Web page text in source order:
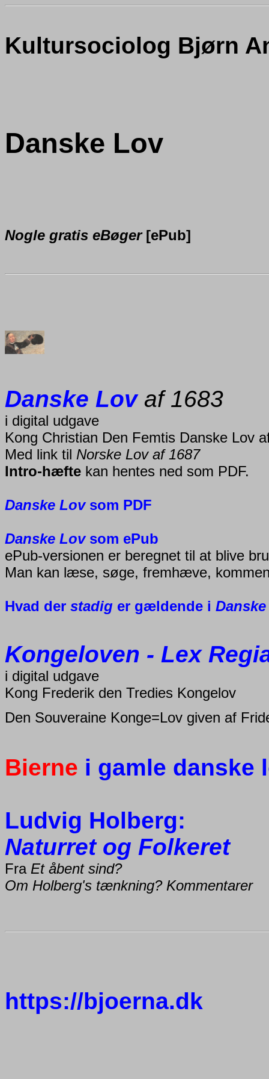
Kultursociolog Bjørn
Danske Lov
Nogle gratis eBøger[ePub]
Danske Lov af 1683
i digital udgave
Kong Christian Den Femtis Danske Lov
Med link til Norske Lov af 1687
Intro-hæfte kan hentes ned som PDF.
Danske Lovsom PDF
Danske Lovsom ePub
ePub-versionen er beregnet til at blive
Man kan læse, søge, fremhæve,
Hvad der stadig er gældende i
Kongeloven - Lex
i digital udgave
Kong Frederik den Tredies Kongelov
Den Souveraine Konge=Lov given af
Bierne i gamle danske
Ludvig Holberg:
Naturret og Folkeret
Fra Et åbent sind?
Om Holberg's tænkning? Kommentarer
https://bjoerna.dk